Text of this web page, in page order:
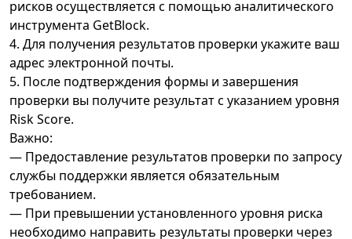
рисков осуществляется с помощью аналитического
инструмента GetBlock.
4. Для получения результатов проверки укажите ваш
адрес электронной почты.
5. После подтверждения формы и завершения
проверки вы получите результат с указанием уровня
Risk Score.
Важно:
— Предоставление результатов проверки по запросу
службы поддержки является обязательным
требованием.
— При превышении установленного уровня риска
необходимо направить результаты проверки через